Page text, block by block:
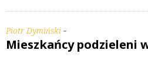
Piotr Dymiński -
Mieszkańcy podzieleni